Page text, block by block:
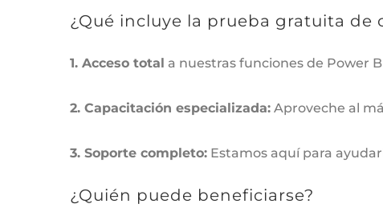
¿Qué incluye la prueba gratuita de
1. Acceso total a nuestras funciones de Power
2. Capacitación especializada: Aproveche al
3. Soporte completo: Estamos aquí para
¿Quién puede beneficiarse?